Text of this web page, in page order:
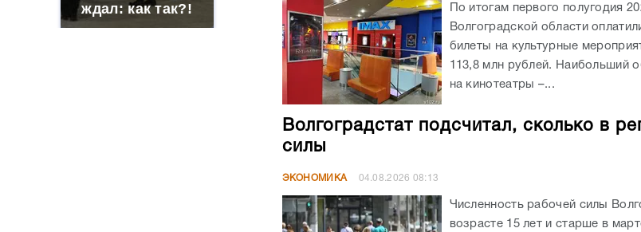
ждал: как так?!
По итогам первого полугодия
Волгоградской области
билеты на культурные
113,8 млн рублей. Наибольший
на кинотеатры –...
Волгоградстат подсчитал, сколько в
силы
ЭКОНОМИКА 04.08.2026 08:13
Численность рабочей силы
возрасте 15 лет и старше в